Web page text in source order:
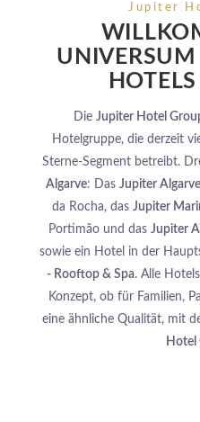
Jupiter
UNIVERSUM
Die Jupiter Hotel
Hotelgruppe, die derzeit
Sterne-Segment betreibt.
Algarve: Das Jupiter
da Rocha, das Jupiter
Portimão und das Jupiter
sowie ein Hotel in der
- Rooftop & Spa. Alle
Konzept, ob für Familien,
eine ähnliche Qualität, mit
Hotel